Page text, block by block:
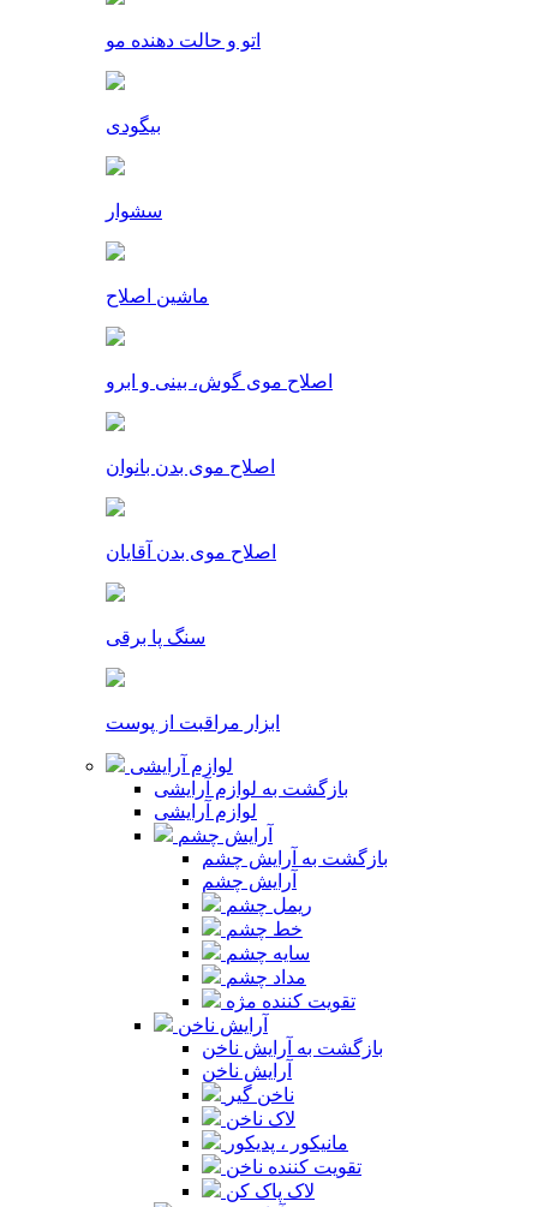
اتو و حالت دهنده مو
بیگودی
سشوار
ماشین اصلاح
اصلاح موی گوش، بینی و ابرو
اصلاح موی بدن بانوان
اصلاح موی بدن آقایان
سنگ پا برقی
ابزار مراقبت از پوست
لوازم آرایشی
بازگشت به لوازم آرایشی
لوازم آرایشی
آرایش چشم
بازگشت به آرایش چشم
آرایش چشم
ریمل چشم
خط چشم
سایه چشم
مداد چشم
تقویت کننده مژه
آرایش ناخن
بازگشت به آرایش ناخن
آرایش ناخن
ناخن گیر
لاک ناخن
مانیکور ، پدیکور
تقویت کننده ناخن
لاک پاک کن